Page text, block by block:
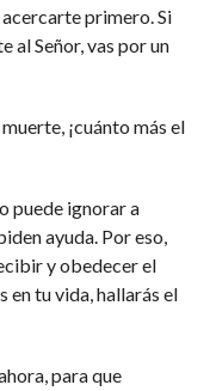
primero. Si
al Señor, vas por un
¡cuánto más el
puede ignorar a
ayuda. Por eso,
y obedecer el
en tu vida, hallarás el
para que